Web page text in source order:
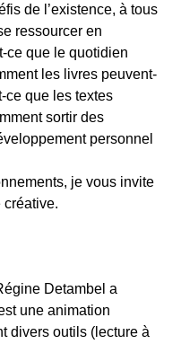
de l’existence, à tous
ressourcer en
ce que le quotidien
les livres peuvent-
ce que les textes
sortir des
personnel
je vous invite
créative.
Detambel a
une animation
divers outils (lecture à